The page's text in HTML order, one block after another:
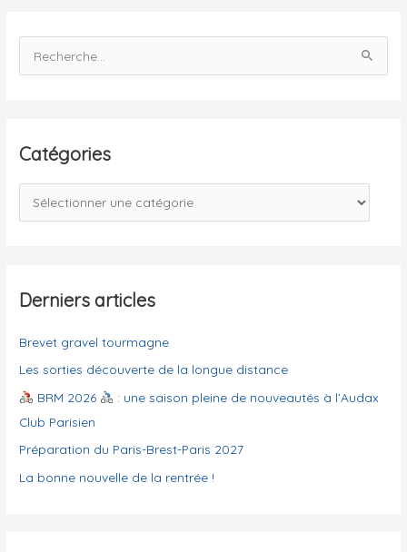
2010
e
e
h
Catégories
a
g
r
i
e
s
Derniers articles
Brevet gravel tourmagne
Les sorties découverte de la longue distance
BRM 2026
: une saison pleine de nouveautés à l’Audax
Club Parisien
Préparation du Paris-Brest-Paris 2027
La bonne nouvelle de la rentrée !